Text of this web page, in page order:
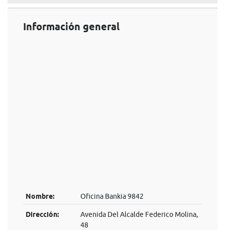
Información general
Nombre: Oficina Bankia 9842
Dirección:
Avenida Del Alcalde Federico Molina,
48